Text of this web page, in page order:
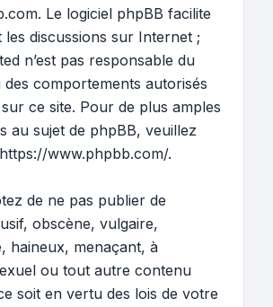
. Le logiciel phpBB facilite
les discussions sur Internet ;
n’est pas responsable du
comportements autorisés
ce site. Pour de plus amples
au sujet de phpBB, veuillez
https://www.phpbb.com/.
de ne pas publier de
obscène, vulgaire,
haineux, menaçant, à
ou tout autre contenu
soit en vertu des lois de votre